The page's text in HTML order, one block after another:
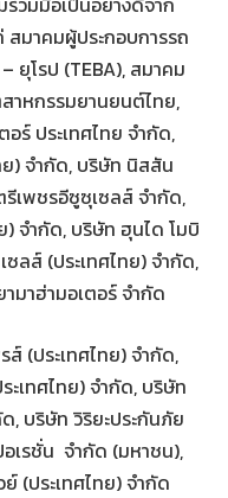
สมาคมผู้ประกอบการรถ
ยุโรป (TEBA), สมาคม
าหกรรมยานยนต์ไทย,
ร์ ประเทศไทย จำกัด,
) จำกัด, บริษัท นิสสัน
รีเพชรอีซูซุเซลส์ จำกัด,
จำกัด, บริษัท ฮุนได โมบิ
ลส์ (ประเทศไทย) จำกัด,
มาฮ่ามอเตอร์ จำกัด
ส์ (ประเทศไทย) จำกัด,
เทศไทย) จำกัด, บริษัท
, บริษัท วิริยะประกันภัย
เรชั่น จำกัด (มหาชน),
(ประเทศไทย) จำกัด